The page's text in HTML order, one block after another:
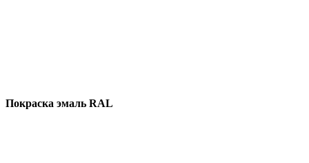
Покраска эмаль RAL